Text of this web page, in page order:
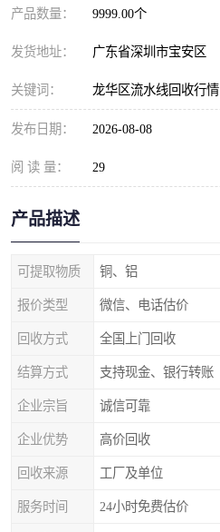
产品数量： 9999.00个
发货地址： 广东省深圳市宝安区
关键词： 龙华区流水线回收行情
发布日期： 2026-08-08
阅 读 量： 29
产品描述
可提取物质 铜、铝
报价类型 微信、电话估价
回收方式 全国上门回收
结算方式 支持现金、银行转账
企业宗旨 诚信可靠
企业优势 高价回收
回收来源 工厂及单位
服务时间 24小时免费估价